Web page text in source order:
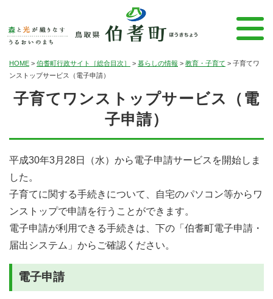
HOME > 伯耆町行政サイト［総合目次］ > 暮らしの情報 > 教育・子育て > 子育てワ
ンストップサービス（電子申請）
子育てワンストップサービス（電
子申請）
平成30年3月28日（水）から電子申請サービスを開始しま
した。
子育てに関する手続きについて、自宅のパソコン等からワ
ンストップで申請を行うことができます。
電子申請が利用できる手続きは、下の「伯耆町電子申請・
届出システム」からご確認ください。
電子申請